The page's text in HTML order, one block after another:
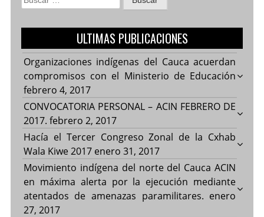
ULTIMAS PUBLICACIONES
Organizaciones indígenas del Cauca acuerdan
compromisos con el Ministerio de Educación
febrero 4, 2017
CONVOCATORIA PERSONAL – ACIN FEBRERO DE
2017. febrero 2, 2017
Hacía el Tercer Congreso Zonal de la Cxhab
Wala Kiwe 2017 enero 31, 2017
Movimiento indígena del norte del Cauca ACIN
en máxima alerta por la ejecución mediante
atentados de amenazas paramilitares. enero
27, 2017